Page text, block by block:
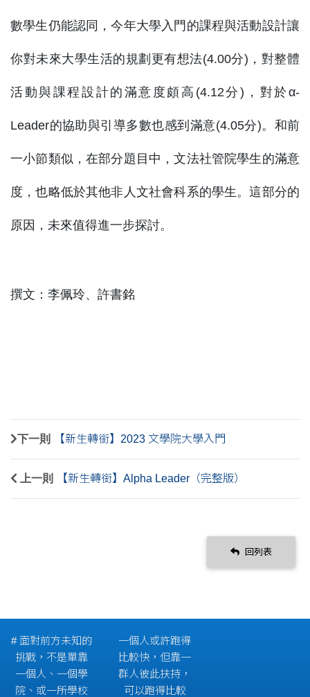
數學生仍能認同，今年大學入門的課程與活動設計讓
你對未來大學生活的規劃更有想法(4.00分)，對整體
活動與課程設計的滿意度頗高(4.12分)，對於α-
Leader的協助與引導多數也感到滿意(4.05分)。和前
一小節類似，在部分題目中，文法社管院學生的滿意
度，也略低於其他非人文社會科系的學生。這部分的
原因，未來值得進一步探討。
撰文：李佩玲、許書銘
下一則 【新生轉銜】2023 文學院大學入門
上一則 【新生轉銜】Alpha Leader（完整版）
回列表
# 面對前方未知的
挑戰，不是單靠
一個人、一個學
院、或一所學校
一個人或許跑得
比較快，但靠一
群人彼此扶持，
可以跑得比較